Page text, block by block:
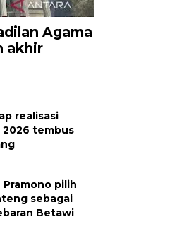
Agama
akhir
realisasi
2026 tembus
pilih
sebagai
Betawi